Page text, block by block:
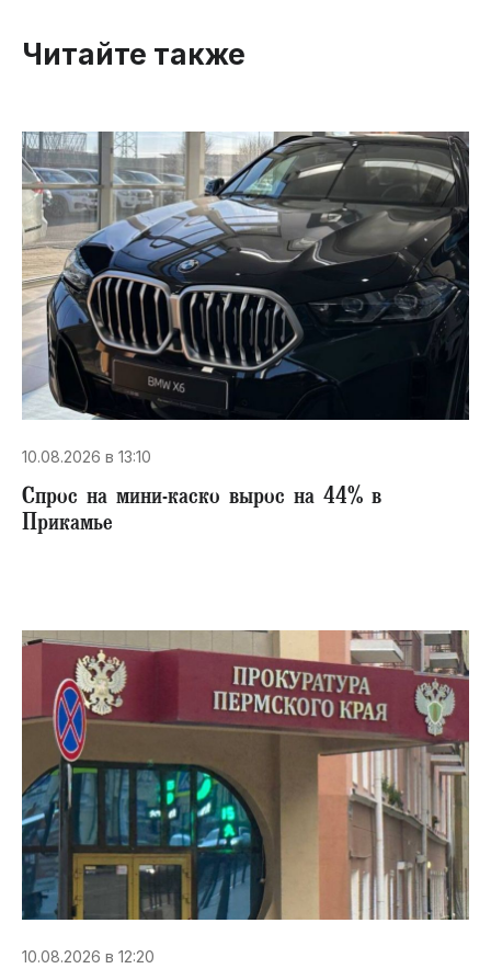
Читайте также
10.08.2026 в 13:10
Спрос на мини-каско вырос на 44% в
Прикамье
10.08.2026 в 12:20